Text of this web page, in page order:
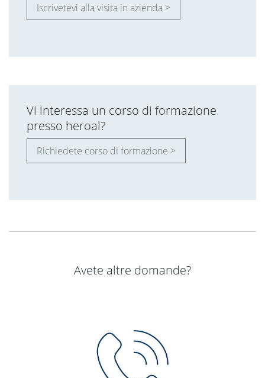
Iscrivetevi alla visita in azienda >
Vi interessa un corso di formazione
presso heroal?
Richiedete corso di formazione >
Avete altre domande?